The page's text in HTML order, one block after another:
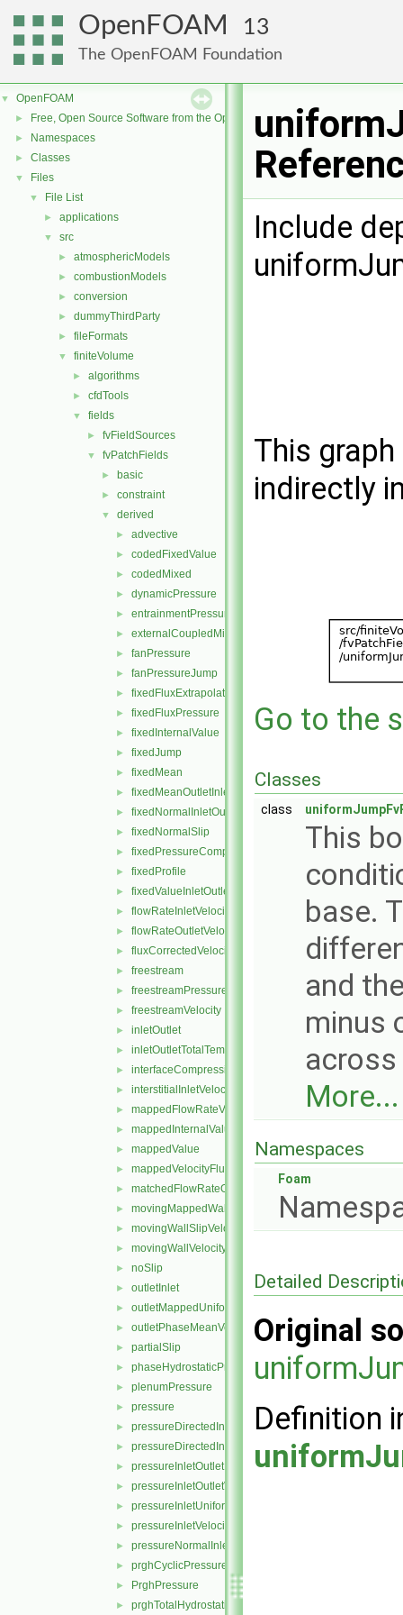
OpenFOAM 13
The OpenFOAM Foundation
▼ OpenFOAM
► Free, Open Source Software from the OpenFOAM Foundation
► Namespaces
► Classes
▼ Files
▼ File List
► applications
▼ src
► atmosphericModels
► combustionModels
► conversion
► dummyThirdParty
► fileFormats
▼ finiteVolume
► algorithms
► cfdTools
▼ fields
► fvFieldSources
▼ fvPatchFields
► basic
► constraint
▼ derived
► advective
► codedFixedValue
► codedMixed
► dynamicPressure
► entrainmentPressure
► externalCoupledMixed
► fanPressure
► fanPressureJump
► fixedFluxExtrapolatedPressure
► fixedFluxPressure
► fixedInternalValue
► fixedJump
► fixedMean
► fixedMeanOutletInlet
► fixedNormalInletOutletVelocity
► fixedNormalSlip
► fixedPressureCompressibleDensity
► fixedProfile
► fixedValueInletOutlet
► flowRateInletVelocity
► flowRateOutletVelocity
► fluxCorrectedVelocity
► freestream
► freestreamPressure
► freestreamVelocity
► inletOutlet
► inletOutletTotalTemperature
► interfaceCompression
► interstitialInletVelocity
► mappedFlowRateVelocity
► mappedInternalValue
► mappedValue
► mappedVelocityFlux
► matchedFlowRateOutletVelocity
► movingMappedWallVelocity
► movingWallSlipVelocity
► movingWallVelocity
► noSlip
► outletInlet
► outletMappedUniformInlet
► outletPhaseMeanVelocity
► partialSlip
► phaseHydrostaticPressure
► plenumPressure
► pressure
► pressureDirectedInletOutletVelocity
► pressureDirectedInletVelocity
► pressureInletOutletParSlipVelocity
► pressureInletOutletVelocity
► pressureInletUniformVelocity
► pressureInletVelocity
► pressureNormalInletOutletVelocity
► prghCyclicPressure
► PrghPressure
► prghTotalHydrostaticPressure
Include
This
indirectly
Go to the
Classes
class
This
base.
and
minus
across
More...
Namespaces
Foam
Detailed
Original
Definition